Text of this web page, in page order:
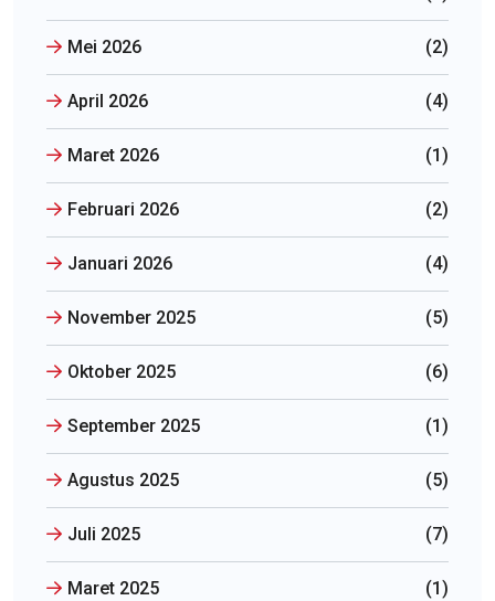
Mei 2026 (2)
April 2026 (4)
Maret 2026 (1)
Februari 2026 (2)
Januari 2026 (4)
November 2025 (5)
Oktober 2025 (6)
September 2025 (1)
Agustus 2025 (5)
Juli 2025 (7)
Maret 2025 (1)